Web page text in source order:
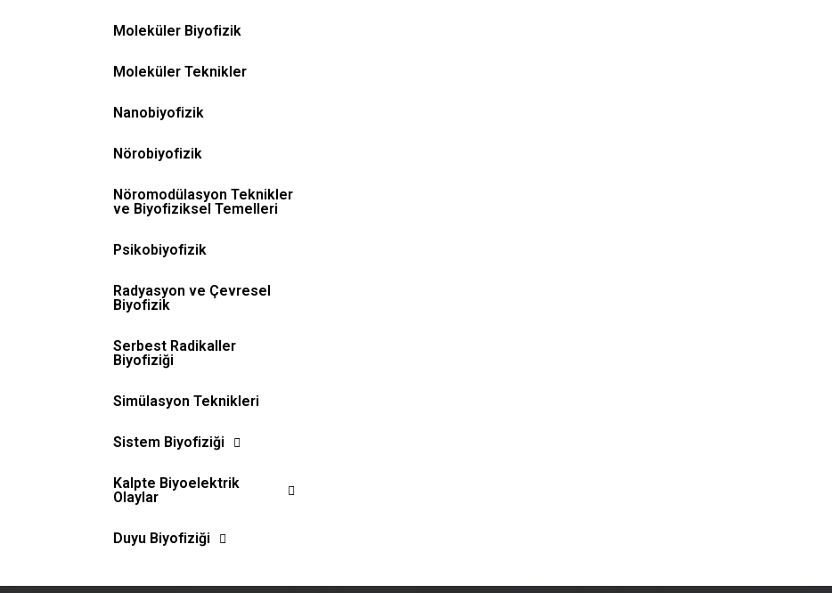
Moleküler Biyofizik
Moleküler Teknikler
Nanobiyofizik
Nörobiyofizik
Nöromodülasyon Teknikler
ve Biyofiziksel Temelleri
Psikobiyofizik
Radyasyon ve Çevresel
Biyofizik
Serbest Radikaller
Biyofiziği
Simülasyon Teknikleri
Sistem Biyofiziği
Kalpte Biyoelektrik
Olaylar
Duyu Biyofiziği